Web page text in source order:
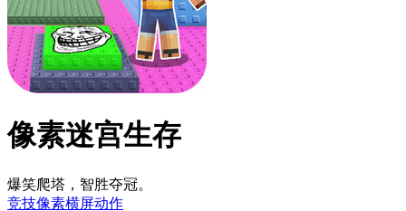
像素迷宫生存
爆笑爬塔，智胜夺冠。
竞技像素横屏动作